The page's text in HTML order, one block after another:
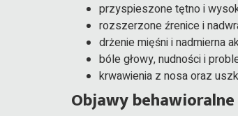
przyspieszone tętno i
rozszerzone źrenice i
drżenie mięśni i nadmierna
bóle głowy, nudności i
krwawienia z nosa oraz
Objawy behawioralne